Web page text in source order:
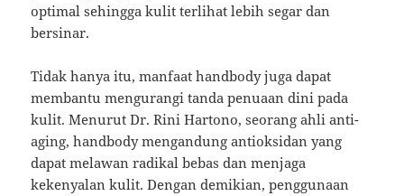
optimal sehingga kulit terlihat lebih segar dan
bersinar.
Tidak hanya itu, manfaat handbody juga dapat
membantu mengurangi tanda penuaan dini pada
kulit. Menurut Dr. Rini Hartono, seorang ahli anti-
aging, handbody mengandung antioksidan yang
dapat melawan radikal bebas dan menjaga
kekenyalan kulit. Dengan demikian, penggunaan